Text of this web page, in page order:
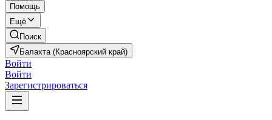
Помощь
Ещё
Поиск
Балахта (Красноярский край)
Войти
Войти
Зарегистрироваться